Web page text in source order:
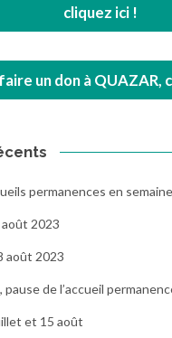
cliquez ici !
un don à QUAZAR,
permanences en semaine
août 2023
août 2023
pause de l’accueil
et 15 août